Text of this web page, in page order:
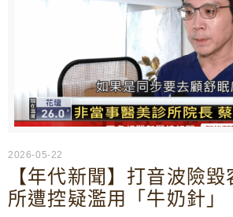
2026-05-22
【年代新聞】打音波險
所遭控疑濫用「牛奶針」